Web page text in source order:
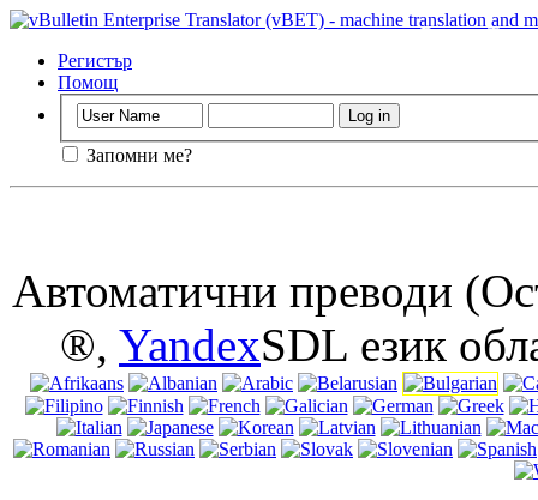
Важно: Тази
Регистър
Помощ
Запомни ме?
Автоматични преводи
®, YandexSDL език